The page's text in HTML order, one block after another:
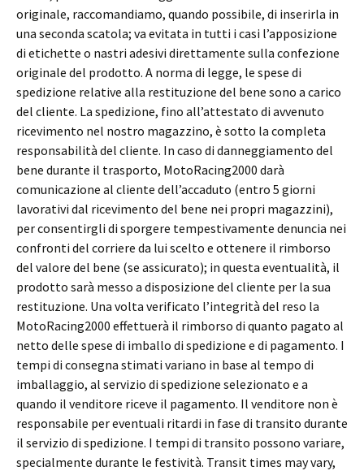
originale, raccomandiamo, quando possibile, di inserirla in
una seconda scatola; va evitata in tutti i casi l’apposizione
di etichette o nastri adesivi direttamente sulla confezione
originale del prodotto. A norma di legge, le spese di
spedizione relative alla restituzione del bene sono a carico
del cliente. La spedizione, fino all’attestato di avvenuto
ricevimento nel nostro magazzino, è sotto la completa
responsabilità del cliente. In caso di danneggiamento del
bene durante il trasporto, MotoRacing2000 darà
comunicazione al cliente dell’accaduto (entro 5 giorni
lavorativi dal ricevimento del bene nei propri magazzini),
per consentirgli di sporgere tempestivamente denuncia nei
confronti del corriere da lui scelto e ottenere il rimborso
del valore del bene (se assicurato); in questa eventualità, il
prodotto sarà messo a disposizione del cliente per la sua
restituzione. Una volta verificato l’integrità del reso la
MotoRacing2000 effettuerà il rimborso di quanto pagato al
netto delle spese di imballo di spedizione e di pagamento. I
tempi di consegna stimati variano in base al tempo di
imballaggio, al servizio di spedizione selezionato e a
quando il venditore riceve il pagamento. Il venditore non è
responsabile per eventuali ritardi in fase di transito durante
il servizio di spedizione. I tempi di transito possono variare,
specialmente durante le festività. Transit times may vary,